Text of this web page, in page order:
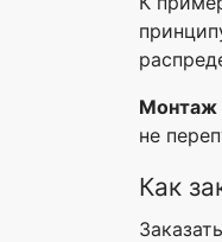
Монтаж
не
Как